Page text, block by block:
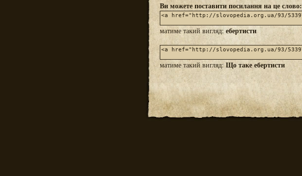
Ви можете поставити посилання на це слово:
матиме такий вигляд: ебертисти
матиме такий вигляд:Що таке ебертисти